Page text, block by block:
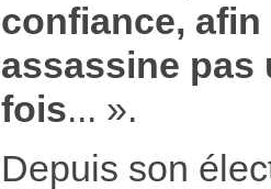
confiance, afin
assassine pas
fois... ».
Depuis son